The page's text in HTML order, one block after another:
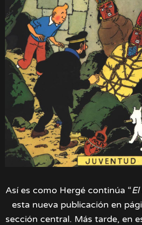
Así es como Hergé continúa “
esta nueva publicación en
sección central. Más tarde, en